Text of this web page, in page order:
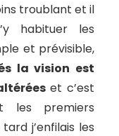
troublant et il
habituer les
et prévisible,
la vision est
et c’est
les premiers
j’enfilais les